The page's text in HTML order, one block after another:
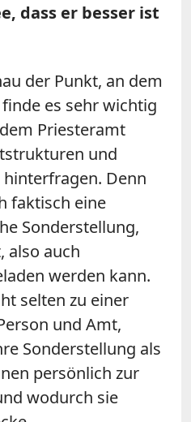
dass er besser ist
der Punkt, an dem
es sehr wichtig
Priesteramt
und
Denn
faktisch eine
Sonderstellung,
also auch
werden kann.
selten zu einer
und Amt,
Sonderstellung als
persönlich zur
wodurch sie